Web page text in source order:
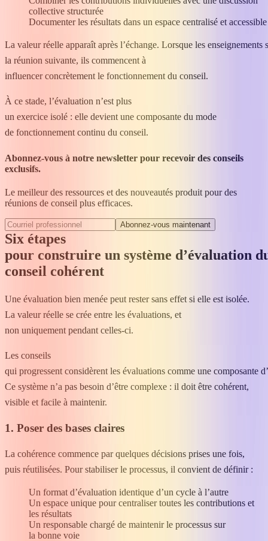
collective structurée
Documenter les résultats dans un espace centralisé et
La valeur réelle apparaît après l’échange. Lorsque les
la réunion suivante, ils commencent à
influencer concrètement le fonctionnement du conseil.
À ce stade, l’évaluation n’est plus
un exercice isolé : elle devient une composante du mode
de fonctionnement continu du conseil.
Abonnez-vous à notre newsletter pour recevoir des conseils
exclusifs.
Le meilleur des ressources et des nouveautés produit pour des
réunions de conseil plus efficaces.
Abonnez‑vous maintenant
Six étapes
pour construire un système d’évaluation
conseil cohérent
Une évaluation bien menée peut rester sans effet si elle est isolée.
La valeur réelle se crée entre les évaluations, et
non uniquement pendant celles-ci.
Les conseils
qui progressent considèrent les évaluations comme une composante
Ce système n’a pas besoin d’être complexe : il doit être cohérent,
visible et facile à maintenir.
1. Poser des bases claires
La cohérence commence par quelques décisions prises une fois,
puis réutilisées. Pour stabiliser le processus, il convient de définir :
Un format d’évaluation identique d’un cycle à l’autre
Un espace unique pour centraliser toutes les contributions et
les résultats
Un responsable chargé de maintenir le processus sur
la bonne voie